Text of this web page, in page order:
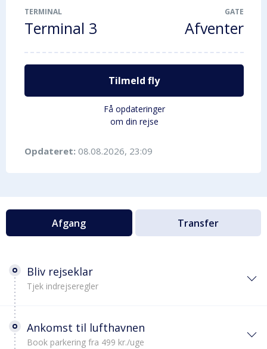
TERMINAL
Terminal 3
GATE
Afventer
Tilmeld fly
Få opdateringer
om din rejse
Opdateret: 08.08.2026, 23:09
Afgang Transfer
Bliv rejseklar
Tjek indrejseregler
Ankomst til lufthavnen
Book parkering fra 499 kr./uge